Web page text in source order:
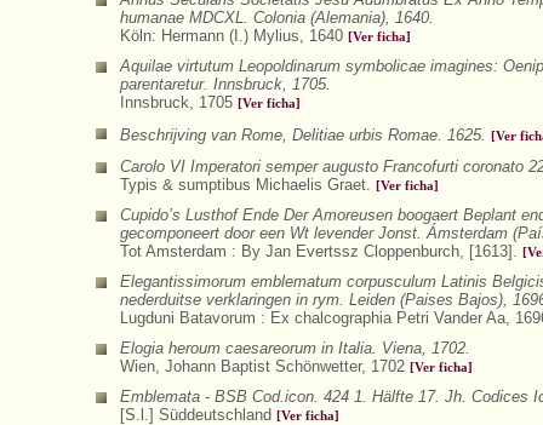
humanae MDCXL. Colonia (Alemania), 1640.
Köln: Hermann (I.) Mylius, 1640 [Ver ficha]
Aquilae virtutum Leopoldinarum symbolicae imagines:
parentaretur. Innsbruck, 1705.
Innsbruck, 1705 [Ver ficha]
Beschrijving van Rome, Delitiae urbis Romae. 1625. [Ver
Carolo VI Imperatori semper augusto Francofurti coronato
Typis & sumptibus Michaelis Graet.
[Ver ficha]
Cupido’s Lusthof Ende Der Amoreusen boogaert Beplant
gecomponeert door een Wt levender Jonst. Ámsterdam
Tot Amsterdam : By Jan Evertssz Cloppenburch, [1613].
Elegantissimorum emblematum corpusculum Latinis
nederduitse verklaringen in rym. Leiden (Paises Bajos),
Lugduni Batavorum : Ex chalcographia Petri Vander Aa,
Elogia heroum caesareorum in Italia. Viena, 1702.
Wien, Johann Baptist Schönwetter, 1702 [Ver ficha]
Emblemata - BSB Cod.icon. 424 1. Hälfte 17. Jh. Codices
[S.l.] Süddeutschland
[Ver ficha]